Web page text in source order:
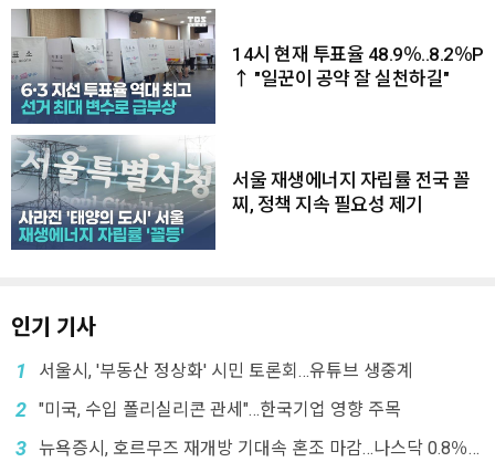
14시 현재 투표율 48.9％..8.2％P
↑ "일꾼이 공약 잘 실천하길"
서울 재생에너지 자립률 전국 꼴
찌, 정책 지속 필요성 제기
인기 기사
1 서울시, '부동산 정상화' 시민 토론회…유튜브 생중계
2 "미국, 수입 폴리실리콘 관세"…한국기업 영향 주목
3
뉴욕증시, 호르무즈 재개방 기대속 혼조 마감…나스닥 0.8％